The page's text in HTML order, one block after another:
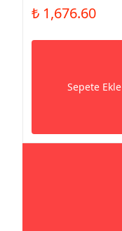
₺ 1,676.60
Sepete Ekle